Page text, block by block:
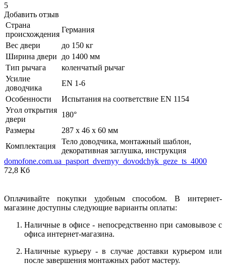
5
Добавить отзыв
Страна
происхождения
Германия
Вес двери
до 150 кг
Ширина двери
до 1400 мм
Тип рычага
коленчатый рычаг
Усилие
доводчика
EN 1-6
Особенности
Испытания на соответствие EN 1154
Угол открытия
двери
180°
Размеры
287 x 46 x 60 мм
Комплектация
Тело доводчика, монтажный шаблон,
декоративная заглушка, инструкция
domofone.com.ua_pasport_dvernyy_dovodchyk_geze_ts_4000
72,8 Кб
Оплачивайте покупки удобным способом. В интернет-
магазине доступны следующие варианты оплаты:
Наличные в офисе - непосредственно при самовывозе с
офиса интернет-магазина.
Наличные курьеру - в случае доставки курьером или
после завершения монтажных работ мастеру.